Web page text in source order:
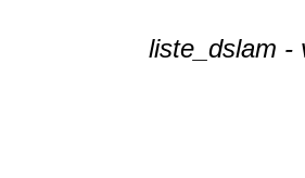
liste_dslam -